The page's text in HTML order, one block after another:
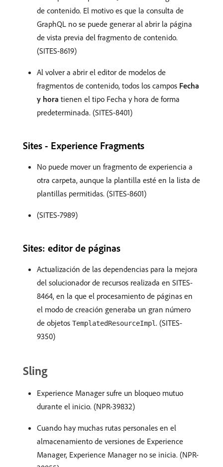
de contenido. El motivo es que la consulta de
GraphQL no se puede generar al abrir la página
de vista previa del fragmento de contenido.
(SITES-8619)
Al volver a abrir el editor de modelos de
fragmentos de contenido, todos los campos Fecha
y hora tienen el tipo Fecha y hora de forma
predeterminada. (SITES-8401)
Sites - Experience Fragments
No puede mover un fragmento de experiencia a
otra carpeta, aunque la plantilla esté en la lista de
plantillas permitidas. (SITES-8601)
(SITES-7989)
Sites: editor de páginas
Actualización de las dependencias para la mejora
del solucionador de recursos realizada en SITES-
8464, en la que el procesamiento de páginas en
el modo de creación generaba un gran número
de objetos TemplatedResourceImpl. (SITES-
9350)
Sling
Experience Manager sufre un bloqueo mutuo
durante el inicio. (NPR-39832)
Cuando hay muchas rutas personales en el
almacenamiento de versiones de Experience
Manager, Experience Manager no se inicia. (NPR-